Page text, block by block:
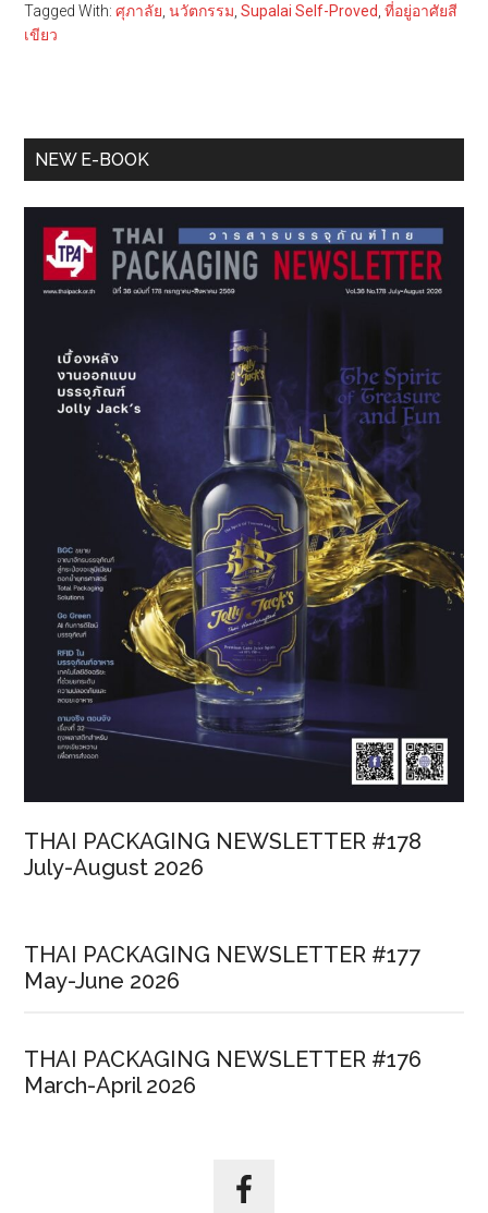
Tagged With:ศุภาลัย ,นวัตกรรม ,Supalai Self-Proved ,ที่อยู่อาศัยสี
เขียว
Primary
NEW E-BOOK
THAI PACKAGING NEWSLETTER #178
July-August 2026
THAI PACKAGING NEWSLETTER #177
May-June 2026
THAI PACKAGING NEWSLETTER #176
March-April 2026